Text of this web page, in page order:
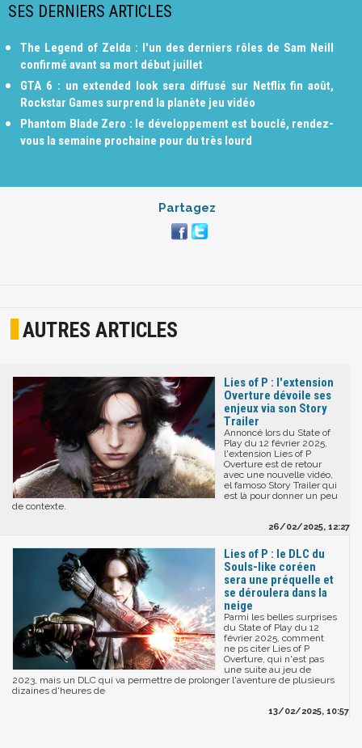
SES DERNIERS ARTICLES
The Legend of Zelda : l'un des derniers rôles de Sam Neill
confirmé avant sa mort début juillet
GTA 6 : un extended look sera diffusé sur Netflix fin août,
Rockstar Games surprend la planète jeu vidéo
Phantom Blade Zero : le développement est bouclé, rendez-
vous la semaine prochaine pour du très lourd
Partagez
AUTRES ARTICLES
Lies of P : l'extension
Overture dévoile ses
enjeux via son Story
Trailer
Annoncé lors du State of
Play du 12 février 2025,
l'extension Lies of P
Overture est de retour
avec une nouvelle vidéo,
el famoso Story Trailer qui
est là pour donner un peu
de contexte.
26/02/2025, 12:27
Lies of P : le DLC du
Souls-like coréen
sera une préquelle et
se déroulera dans la
neige
Parmi les belles surprises
du State of Play du 12
février 2025, comment
ne ps citer Lies of P
Overture, qui n'est pas
une suite au jeu de
2023, mais un DLC qui va permettre de prolonger l'aventure de plusieurs
dizaines d'heures de
13/02/2025, 10:57